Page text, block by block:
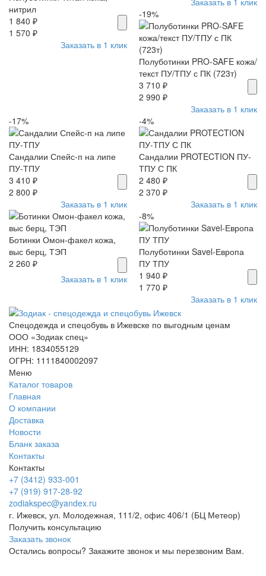
нитрил
1 840 ₽
1 570 ₽
Заказать в 1 клик
-19%
Полуботинки PRO-SAFE кожа/
текст ПУ/ТПУ с ПК (723т)
3 710 ₽
2 990 ₽
Заказать в 1 клик
-17%
Сандалии Спейс-п на липе
ПУ-ТПУ
3 410 ₽
2 800 ₽
Заказать в 1 клик
-4%
Сандалии PROTECTION ПУ-
ТПУ С ПК
2 480 ₽
2 370 ₽
Заказать в 1 клик
Ботинки Омон-факел кожа,
выс берц, ТЭП
2 260 ₽
Заказать в 1 клик
-8%
Полуботинки Savel-Европа
ПУ ТПУ
1 940 ₽
1 770 ₽
Заказать в 1 клик
Спецодежда и спецобувь в Ижевске по выгодным ценам
ООО «Зодиак спец»
ИНН: 1834055129
ОГРН: 1111840002097
Меню
Каталог товаров
Главная
О компании
Доставка
Новости
Бланк заказа
Контакты
Контакты
+7 (3412) 933-001
+7 (919) 917-28-92
zodiakspec@yandex.ru
г. Ижевск, ул. Молодежная, 111/2, офис 406/1 (БЦ Метеор)
Получить консультацию
Заказать звонок
Остались вопросы? Закажите звонок и мы перезвоним Вам.